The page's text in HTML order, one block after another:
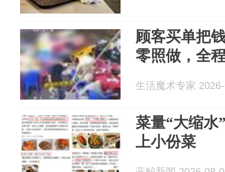
顾客买单把
零照做，全
生活魔术专家
菜量“大缩水
上小份菜